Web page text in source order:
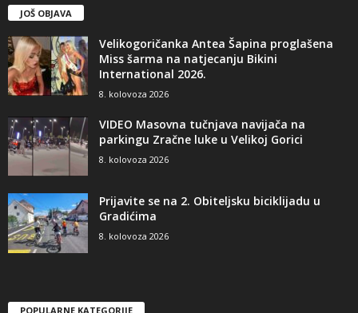
JOŠ OBJAVA
Velikogoričanka Antea Šapina proglašena
Miss šarma na natjecanju Bikini
International 2026.
8. kolovoza 2026
VIDEO Masovna tučnjava navijača na
parkingu Zračne luke u Velikoj Gorici
8. kolovoza 2026
Prijavite se na 2. Obiteljsku biciklijadu u
Gradićima
8. kolovoza 2026
POPULARNE KATEGORIJE